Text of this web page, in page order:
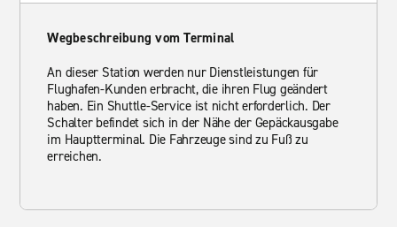
Wegbeschreibung vom Terminal
An dieser Station werden nur Dienstleistungen für
Flughafen-Kunden erbracht, die ihren Flug geändert
haben. Ein Shuttle-Service ist nicht erforderlich. Der
Schalter befindet sich in der Nähe der Gepäckausgabe
im Hauptterminal. Die Fahrzeuge sind zu Fuß zu
erreichen.